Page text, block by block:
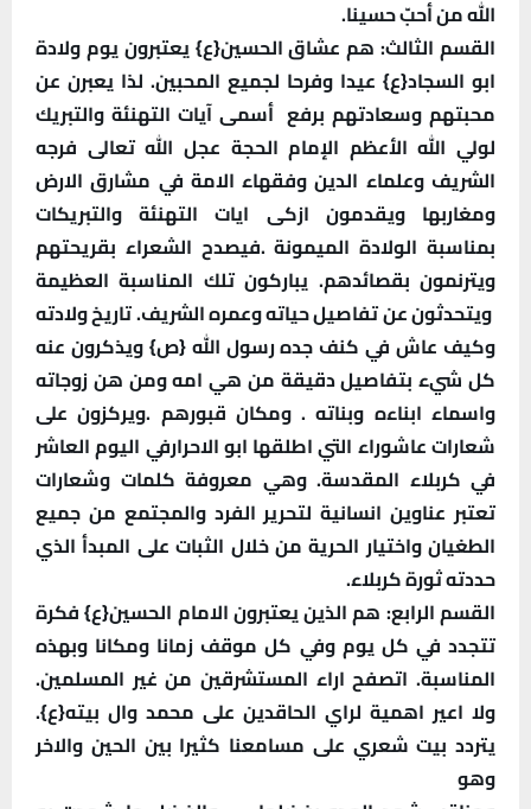
الله من أحبّ حسينا.
القسم الثالث: هم عشاق الحسين{ع} يعتبرون يوم ولادة
ابو السجاد{ع} عيدا وفرحا لجميع المحبين. لذا يعبرن عن
محبتهم وسعادتهم برفع أسمى آيات التهنئة والتبريك
لولي الله الأعظم الإمام الحجة عجل الله تعالى فرجه
الشريف وعلماء الدين وفقهاء الامة في مشارق الارض
ومغاربها ويقدمون ازكى ايات التهنئة والتبريكات
بمناسبة الولادة الميمونة .فيصدح الشعراء بقريحتهم
ويترنمون بقصائدهم. يباركون تلك المناسبة العظيمة
ويتحدثون عن تفاصيل حياته وعمره الشريف. تاريخ ولادته
وكيف عاش في كنف جده رسول الله {ص} ويذكرون عنه
كل شيء بتفاصيل دقيقة من هي امه ومن هن زوجاته
واسماء ابناءه وبناته . ومكان قبورهم .ويركزون على
شعارات عاشوراء التي اطلقها ابو الاحرارفي اليوم العاشر
في كربلاء المقدسة. وهي معروفة كلمات وشعارات
تعتبر عناوين انسانية لتحرير الفرد والمجتمع من جميع
الطغيان واختيار الحرية من خلال الثبات على المبدأ الذي
حددته ثورة كربلاء.
القسم الرابع: هم الذين يعتبرون الامام الحسين{ع} فكرة
تتجدد في كل يوم وفي كل موقف زمانا ومكانا وبهذه
المناسبة. اتصفح اراء المستشرقين من غير المسلمين.
ولا اعير اهمية لراي الحاقدين على محمد وال بيته{ع}.
يتردد بيت شعري على مسامعنا كثيرا بين الحين والاخر
وهو